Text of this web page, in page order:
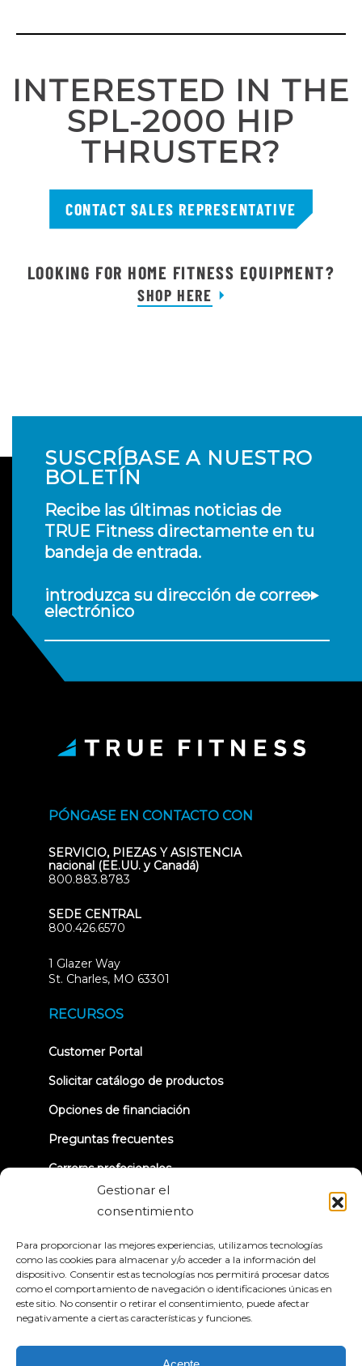
Gestionar el
consentimiento
Para proporcionar las mejores experiencias, utilizamos tecnologías
como las cookies para almacenar y/o acceder a la información del
dispositivo. Consentir estas tecnologías nos permitirá procesar datos
como el comportamiento de navegación o identificaciones únicas en
este sitio. No consentir o retirar el consentimiento, puede afectar
negativamente a ciertas características y funciones.
INTERESTED IN THE
SPL-2000 HIP
THRUSTER?
CONTACT SALES REPRESENTATIVE
LOOKING FOR HOME FITNESS EQUIPMENT?
SHOP HERE
SUSCRÍBASE A NUESTRO
BOLETÍN
Recibe las últimas noticias de
TRUE Fitness directamente en tu
bandeja de entrada.
introduzca su dirección de correo
electrónico
PÓNGASE EN CONTACTO CON
SERVICIO, PIEZAS Y ASISTENCIA
nacional (EE.UU. y Canadá)
800.883.8783
SEDE CENTRAL
800.426.6570
1 Glazer Way
St. Charles, MO 63301
RECURSOS
Customer Portal(opens
new
Solicitar catálogo de productos
Opciones de financiación
Preguntas frecuentes
Carreras profesionales
TRUE Club de Corredores
CONECTÉMONOS